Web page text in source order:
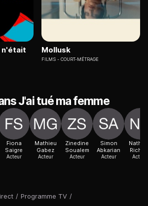
/ Programme TV /
n'était Mollusk
FILMS COURT-MÉTRAGE
J'ai tué ma femme
Fiona
Saigre
Acteur
Mathieu
Gabez
Acteur
Zinedine
Soualem
Acteur
Simon
Abkarian
Acteur Actrice